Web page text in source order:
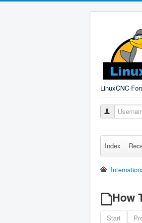
LinuxCNC
Index
How
Start